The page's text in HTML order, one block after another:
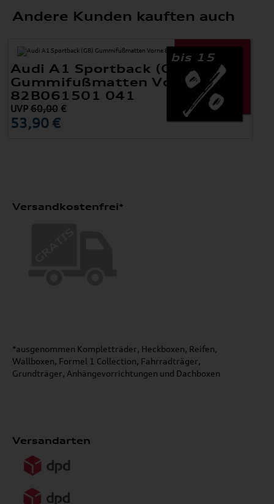
Andere Kunden kauften auch
bis 15
Audi A1 Sportback (GB)
Gummifußmatten Vorne
82B061501 041
UVP 60,00€
53,90 €
Versandkostenfrei*
*ausgenommen Kompletträder, Heckboxen, Reifen,
Wallboxen, Formel 1 Collection, Fahrradträger,
Grundträger, Anhängevorrichtungen und Dachboxen
Versandarten